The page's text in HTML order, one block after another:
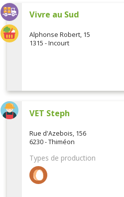
Vivre au Sud
Alphonse Robert, 15
1315 - Incourt
VET Steph
Rue d'Azebois, 156
6230 - Thiméon
Types de production